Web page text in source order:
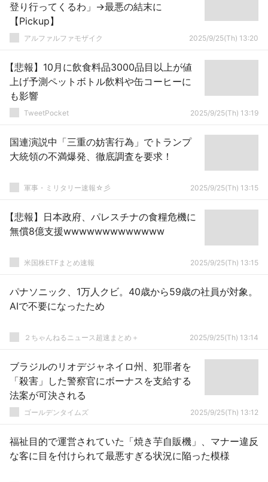
登り行ってくるわ」→最悪の結末に
【Pickup】
アルファルファモザイク 2025/9/25(Th) 13:20
【悲報】10月に飲食料品3000品目以上が値
上げ予測ペットボトル飲料や缶コーヒーに
も影響
TweetPocket 2025/9/25(Th) 13:19
国連演説中「三重の妨害行為」でトランプ
大統領の不満爆発、徹底調査を要求！
軍事・ミリタリー速報☆彡 2025/9/25(Th) 13:15
【悲報】日本政府、パレスチナの食糧危機に
無償8億支援wwwwwwwwwwwww
米国株ETFまとめ速報 2025/9/25(Th) 13:15
パナソニック、1万人クビ。40歳から59歳の社員が対象。
AIで不要になったため
２ちゃんねるニュース超速まとめ＋ 2025/9/25(Th) 13:14
ブラジルのリオデジャネイロ州、犯罪者を
「殺害」した警察官にボーナスを支給する
法案が可決される
ゴールデンタイムズ 2025/9/25(Th) 13:12
福祉目的で運営されていた「焼き芋自販機」、マナー違反
な客に目を付けられて最悪すぎる状況に陥った模様